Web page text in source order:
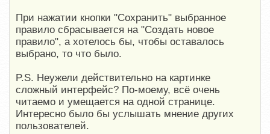
При нажатии кнопки "Сохранить" выбранное
правило сбрасывается на "Создать новое
правило", а хотелось бы, чтобы оставалось
выбрано, то что было.
P.S. Неужели действительно на картинке
сложный интерфейс? По-моему, всё очень
читаемо и умещается на одной странице.
Интересно было бы услышать мнение других
пользователей.